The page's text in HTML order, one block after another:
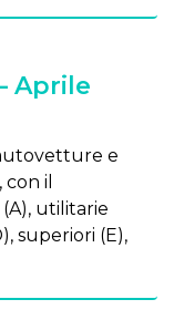
Aprile
e
il
utilitarie
superiori (E),